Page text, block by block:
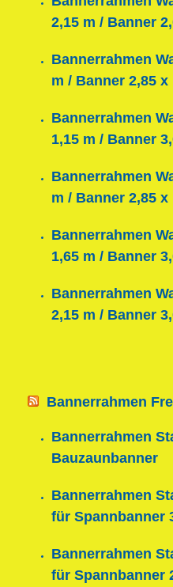
2,15 m / Banner
Bannerrahmen
m / Banner 2,85 x
Bannerrahmen
1,15 m / Banner
Bannerrahmen
m / Banner 2,85 x
Bannerrahmen
1,65 m / Banner
Bannerrahmen
2,15 m / Banner
Bannerrahmen
Bannerrahmen
Bauzaunbanner
Bannerrahmen
für Spannbanner
Bannerrahmen
für Spannbanner